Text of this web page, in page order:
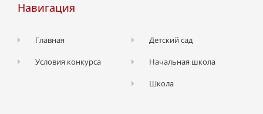
Навигация
Главная
Условия конкурса
Детский сад
Начальная школа
Школа